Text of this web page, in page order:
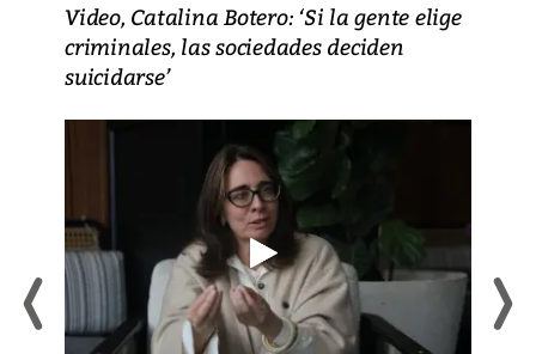
Video, Catalina Botero: ‘Si la gente elige
criminales, las sociedades deciden
suicidarse’